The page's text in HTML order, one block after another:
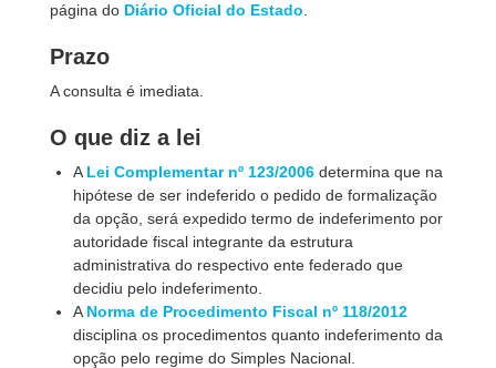
página do Diário Oficial do Estado
Prazo
A consulta é imediata.
O que diz a lei
A Lei Complementar nº 123/2006 determina que na
hipótese de ser indeferido o pedido de formalização
da opção, será expedido termo de indeferimento por
autoridade fiscal integrante da estrutura
administrativa do respectivo ente federado que
decidiu pelo indeferimento.
A Norma de Procedimento Fiscal nº 118/2012
disciplina os procedimentos quanto indeferimento da
opção pelo regime do Simples Nacional.